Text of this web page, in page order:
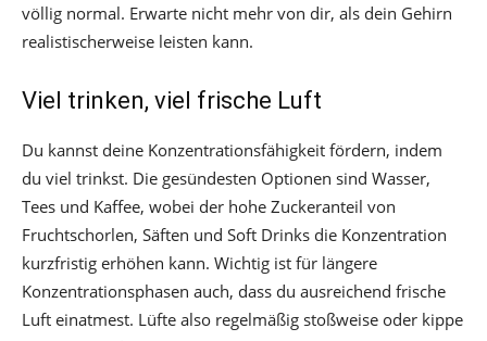
völlig normal. Erwarte nicht mehr von dir, als dein Gehirn
realistischerweise leisten kann.
Viel trinken, viel frische Luft
Du kannst deine Konzentrationsfähigkeit fördern, indem
du viel trinkst. Die gesündesten Optionen sind Wasser,
Tees und Kaffee, wobei der hohe Zuckeranteil von
Fruchtschorlen, Säften und Soft Drinks die Konzentration
kurzfristig erhöhen kann. Wichtig ist für längere
Konzentrationsphasen auch, dass du ausreichend frische
Luft einatmest. Lüfte also regelmäßig stoßweise oder kippe